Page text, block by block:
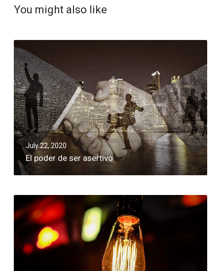
You might also like
July 22, 2020
El poder de ser asertivo